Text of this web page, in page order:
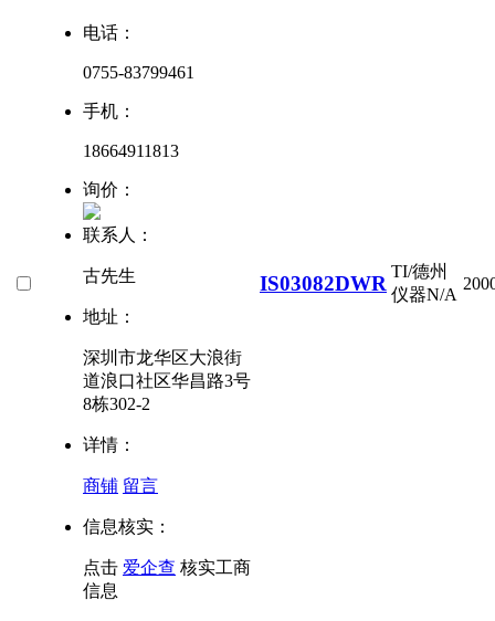
电话：
0755-83799461
手机：
18664911813
询价：
联系人：
古先生
地址：
深圳市龙华区大浪街
道浪口社区华昌路3号
8栋302-2
详情：
商铺 留言
信息核实：
点击 爱企查 核实工商
信息
IS03082DWR
TI/德州
仪器N/A